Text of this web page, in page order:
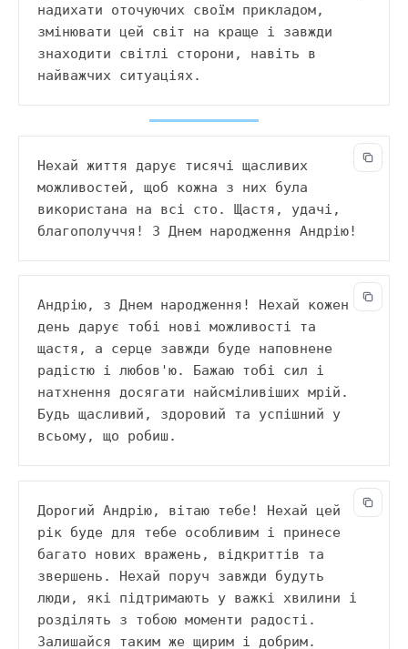
надихати оточуючих своїм прикладом,
змінювати цей світ на краще і завжди
знаходити світлі сторони, навіть в
найважчих ситуаціях.
Нехай життя дарує тисячі щасливих
можливостей, щоб кожна з них була
використана на всі сто. Щастя, удачі,
благополуччя! З Днем народження Андрію!
Андрію, з Днем народження! Нехай кожен
день дарує тобі нові можливості та
щастя, а серце завжди буде наповнене
радістю і любов'ю. Бажаю тобі сил і
натхнення досягати найсміливіших мрій.
Будь щасливий, здоровий та успішний у
всьому, що робиш.
Дорогий Андрію, вітаю тебе! Нехай цей
рік буде для тебе особливим і принесе
багато нових вражень, відкриттів та
звершень. Нехай поруч завжди будуть
люди, які підтримають у важкі хвилини і
розділять з тобою моменти радості.
Залишайся таким же щирим і добрим.